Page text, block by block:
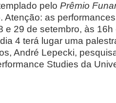
pelo Prêmio
Atenção: as
e 29 de setembro, às
4 terá lugar uma
André Lepecki,
Studies da